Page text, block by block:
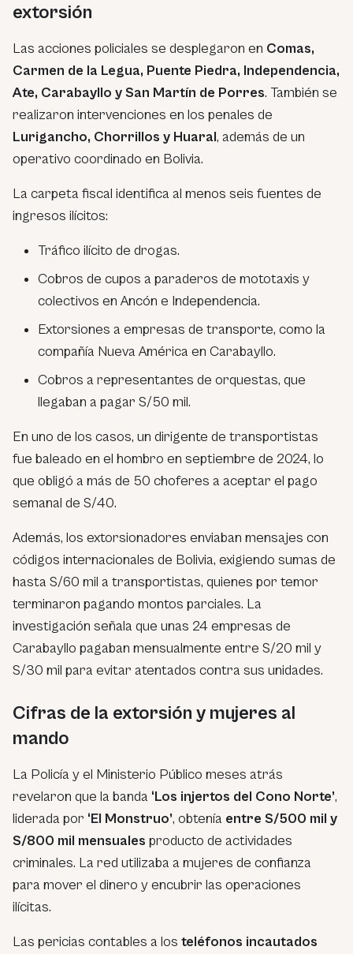
extorsión
Las acciones policiales se desplegaron en Comas,
Carmen de la Legua, Puente Piedra, Independencia,
Ate, Carabayllo y San Martín de Porres. También se
realizaron intervenciones en los penales de
Lurigancho, Chorrillos y Huaral, además de un
operativo coordinado en Bolivia.
La carpeta fiscal identifica al menos seis fuentes de
ingresos ilícitos:
Tráfico ilícito de drogas.
Cobros de cupos a paraderos de mototaxis y
colectivos en Ancón e Independencia.
Extorsiones a empresas de transporte, como la
compañía Nueva América en Carabayllo.
Cobros a representantes de orquestas, que
llegaban a pagar S/50 mil.
En uno de los casos, un dirigente de transportistas
fue baleado en el hombro en septiembre de 2024, lo
que obligó a más de 50 choferes a aceptar el pago
semanal de S/40.
Además, los extorsionadores enviaban mensajes con
códigos internacionales de Bolivia, exigiendo sumas de
hasta S/60 mil a transportistas, quienes por temor
terminaron pagando montos parciales. La
investigación señala que unas 24 empresas de
Carabayllo pagaban mensualmente entre S/20 mil y
S/30 mil para evitar atentados contra sus unidades.
Cifras de la extorsión y mujeres al
mando
La Policía y el Ministerio Público meses atrás
revelaron que la banda ‘Los injertos del Cono Norte’,
liderada por ‘El Monstruo’, obtenía entre S/500 mil y
S/800 mil mensuales producto de actividades
criminales. La red utilizaba a mujeres de confianza
para mover el dinero y encubrir las operaciones
ilícitas.
Las pericias contables a los teléfonos incautados